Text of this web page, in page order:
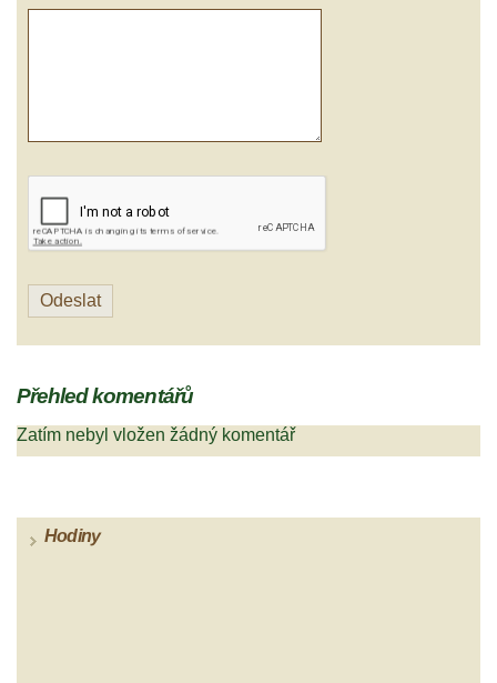
Přehled komentářů
Zatím nebyl vložen žádný komentář
Hodiny